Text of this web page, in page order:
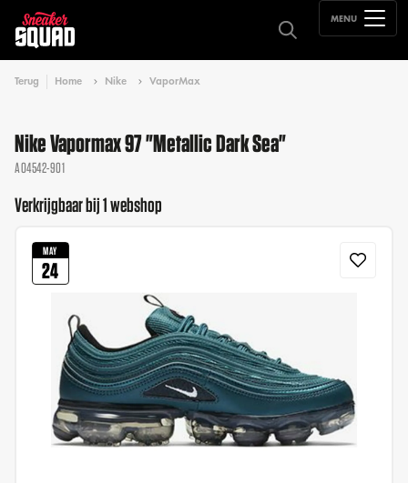
MENU
Terug Home Nike VaporMax
Nike Vapormax 97 "Metallic Dark Sea"
AO4542-901
Verkrijgbaar bij 1 webshop
MAY
24